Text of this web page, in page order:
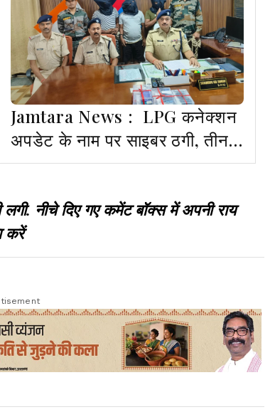
Jamtara News : LPG कनेक्शन
अपडेट के नाम पर साइबर ठगी, तीन
गिरफ्तार
नीचे दिए गए कमेंट बॉक्स में अपनी राय
करें